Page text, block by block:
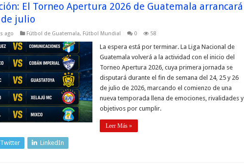
El Torneo Apertura 2026 de Guatemala arrancará
de julio
ago Fútbol de Guatemala, Fútbol Mundial 0 58
La espera está por terminar. La Liga Nacional de
Guatemala volverá a la actividad con el inicio del
Torneo Apertura 2026, cuya primera jornada se
disputará durante el fin de semana del 24, 25 y 26
de julio de 2026, marcando el comienzo de una
nueva temporada llena de emociones, rivalidades y
objetivos por cumplir.
Leer Más »
Twitter LinkedIn